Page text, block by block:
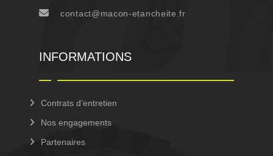
contact@macon-etancheite.fr
INFORMATIONS
Contrats d’entretien
Nos engagements
Partenaires